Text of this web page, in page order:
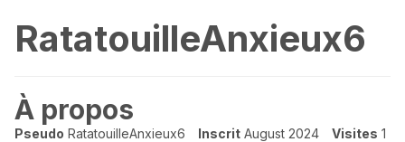
RatatouilleAnxieux6
À propos
Pseudo RatatouilleAnxieux6 Inscrit August 2024 Visites 1